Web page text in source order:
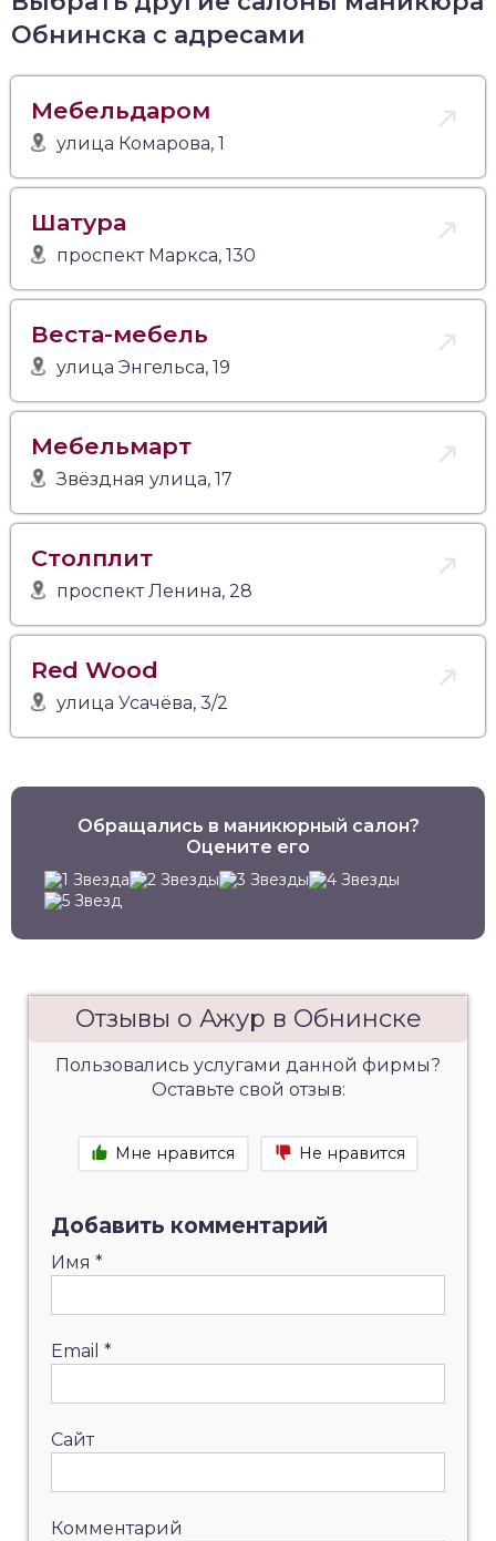
Обнинска с адресами
Мебельдаром
улица Комарова, 1
Шатура
проспект Маркса, 130
Веста-мебель
улица Энгельса, 19
Мебельмарт
Звёздная улица, 17
Столплит
проспект Ленина, 28
Red Wood
улица Усачёва, 3/2
Обращались в маникюрный салон?
Оцените его
Отзывы о Ажур в Обнинске
Пользовались услугами данной фирмы?
Оставьте свой отзыв:
Мне нравится Не нравится
Добавить комментарий
Имя *
Email *
Сайт
Комментарий